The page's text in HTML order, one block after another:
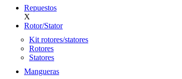
Repuestos
X
Rotor/Stator
Kit rotores/statores
Rotores
Statores
Mangueras